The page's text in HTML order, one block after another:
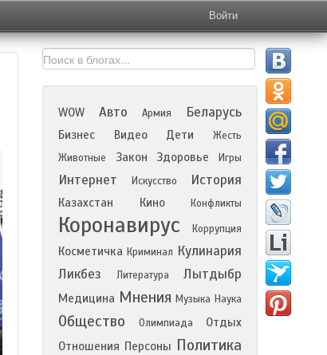
Войти
WOW Авто Армия Беларусь
Бизнес Видео Дети
Жесть
Животные
Закон Здоровье Игры
Интернет Искусство История
Казахстан Кино Конфликты
Коронавирус Коррупция
Косметичка Криминал Кулинария
Ликбез
Литература Лытдыбр
Медицина Мнения Музыка Наука
Общество Олимпиада
Отдых
Отношения Персоны Политика